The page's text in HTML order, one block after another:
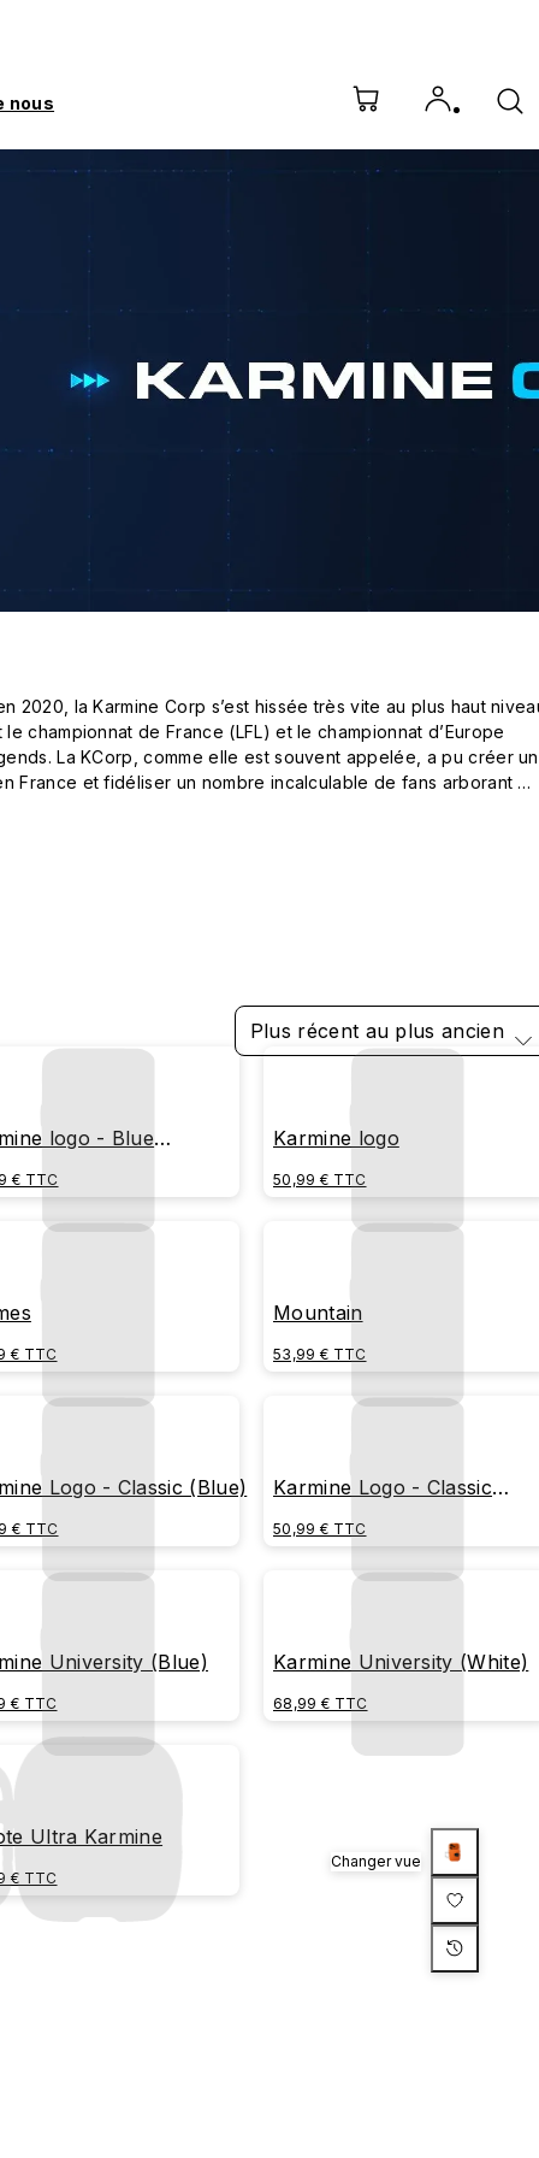
nous
2020, la Karmine Corp s’est hissée très vite au plus haut
championnat de France (LFL) et le championnat d’Europe
La KCorp, comme elle est souvent appelée, a pu créer un
France et fidéliser un nombre incalculable de fans arborant
Plus récent au plus ancien
logo - Blue
€ TTC
Karmine logo
50,99 € TTC
€ TTC
Mountain
53,99 € TTC
Logo - Classic (Blue)
€ TTC
Karmine Logo - Classic
50,99 € TTC
University (Blue)
€ TTC
Karmine University (White)
68,99 € TTC
Ultra Karmine
€ TTC
Changer vue